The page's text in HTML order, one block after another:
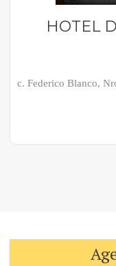
HOTEL
c. Federico Blanco,